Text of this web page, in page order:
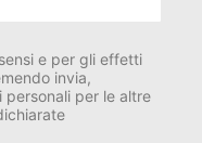
e per gli effetti
invia,
per le altre